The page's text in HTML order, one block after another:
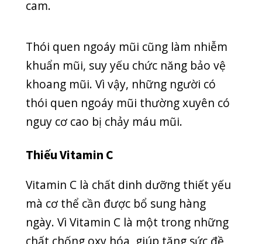
Vitamin C còn tăng khả năng hấp thụ
Do đó, khi thiếu Vitamin C, da sẽ khô
ráp, sạm đi, cơ thể yếu, dễ bị chảy máu
cam. Để hấp thụ đủ lượng Vitamin C
mỗi ngày, bạn nên bổ sung uống nước
cam, chanh, ăn bưởi.
Thay đổi sinh lý
chảy máu cam. Nguyên nhân có thể do
thay đổi sinh lý, nội tiết tố. Khi bị chảy
máu cam, mẹ bầu không nên chủ quan
sức khỏe.